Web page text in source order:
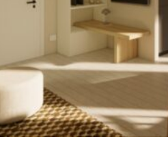
Appartamento 1
Appartamenti